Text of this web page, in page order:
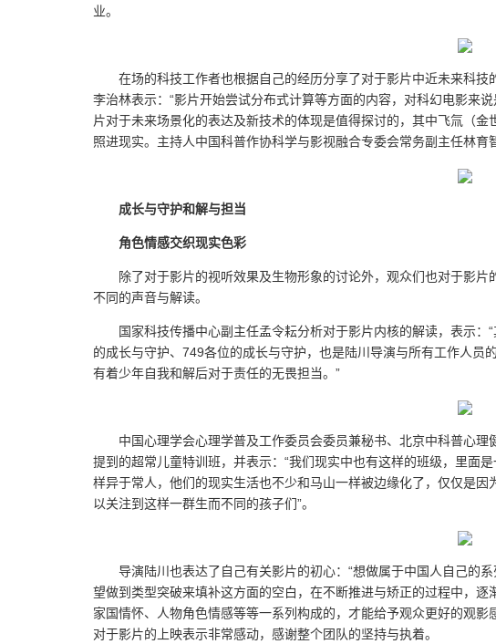
业。
在场的科技工作者也根据自己的经历分享了对于影片中近未来科
李治林表示：“影片开始尝试分布式计算等方面的内容，对科幻电影来
片对于未来场景化的表达及新技术的体现是值得探讨的，其中飞氚（
照进现实。主持人中国科普作协科学与影视融合专委会常务副主任林育
成长与守护和解与担当
角色情感交织现实色彩
除了对于影片的视听效果及生物形象的讨论外，观众们也对于影
不同的声音与解读。
国家科技传播中心副主任孟令耘分析对于影片内核的解读，表示：
的成长与守护、749各位的成长与守护，也是陆川导演与所有工作人员
有着少年自我和解后对于责任的无畏担当。”
中国心理学会心理学普及工作委员会委员兼秘书、北京中科普心
提到的超常儿童特训班，并表示：“我们现实中也有这样的班级，里面
样异于常人，他们的现实生活也不少和马山一样被边缘化了，仅仅是
以关注到这样一群生而不同的孩子们”。
导演陆川也表达了自己有关影片的初心：“想做属于中国人自己的
望做到类型突破来填补这方面的空白，在不断推进与矫正的过程中，逐
家国情怀、人物角色情感等等一系列构成的，才能给予观众更好的观影
对于影片的上映表示非常感动，感谢整个团队的坚持与执着。